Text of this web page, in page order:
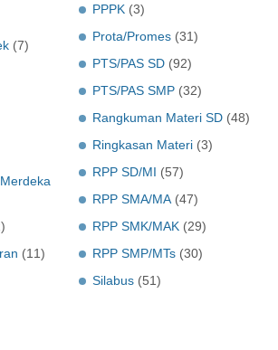
(7)
(11)
PPPK (3)
Prota/Promes (31)
PTS/PAS SD (92)
PTS/PAS SMP (32)
Rangkuman Materi SD (48)
Ringkasan Materi (3)
RPP SD/MI (57)
RPP SMA/MA (47)
RPP SMK/MAK (29)
RPP SMP/MTs (30)
Silabus (51)